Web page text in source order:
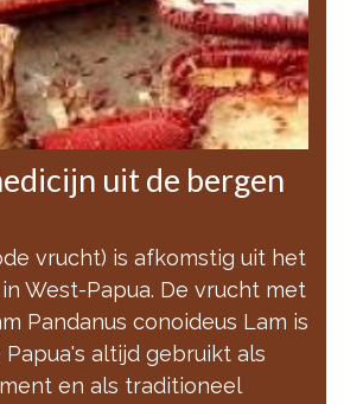
uit de bergen
vrucht) is afkomstig uit het
West-Papua. De vrucht met
Pandanus conoideus Lam is
altijd gebruikt als
en als traditioneel